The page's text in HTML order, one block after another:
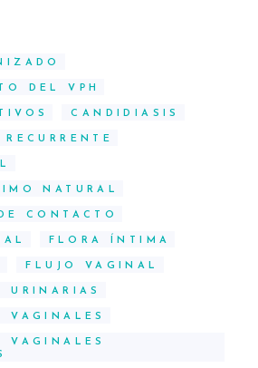
DEL VPH
CANDIDIASIS
NATURAL
CONTACTO
FLORA ÍNTIMA
FLUJO VAGINAL
URINARIAS
VAGINALES
VAGINALES